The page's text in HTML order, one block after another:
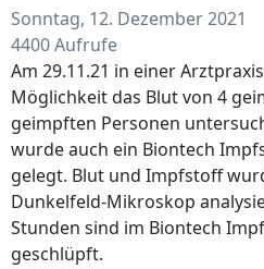
Sonntag, 12. Dezember 2021
4400 Aufrufe
Am 29.11.21 in einer
Möglichkeit das Blut von 4
geimpften Personen
wurde auch ein Biontech
gelegt. Blut und Impfstoff
Dunkelfeld-Mikroskop
Stunden sind im Biontech
geschlüpft.